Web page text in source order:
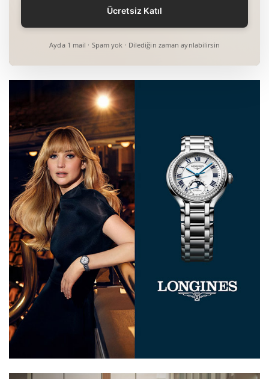
Ayda 1 mail · Spam yok · Dilediğin zaman ayrılabilirsin